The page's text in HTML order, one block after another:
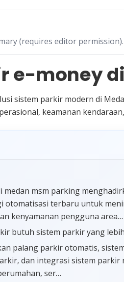
(requires editor permission).
e-money
sistem parkir modern di
keamanan
medan msm parking
otomatisasi terbaru untuk
kenyamanan pengguna area…
butuh sistem parkir yang
palang parkir otomatis,
dan integrasi sistem
ser…